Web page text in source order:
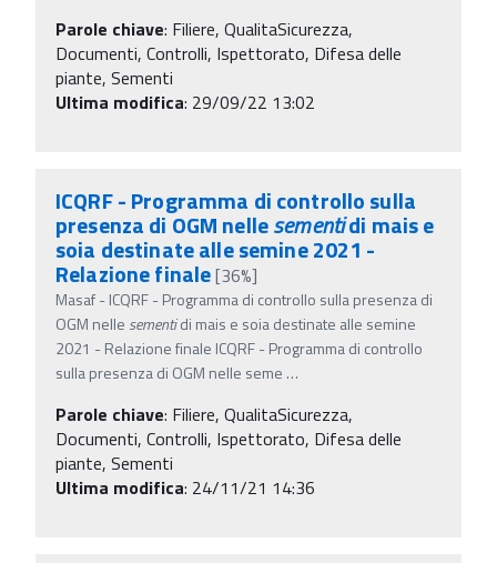
Parole chiave: Filiere, QualitaSicurezza,
Documenti, Controlli, Ispettorato, Difesa delle
piante, Sementi
Ultima modifica: 29/09/22 13:02
ICQRF - Programma di controllo sulla
presenza di OGM nellesementidi mais e
soia destinate alle semine 2021 -
Relazione finale[36%]
Masaf - ICQRF - Programma di controllo sulla presenza di
OGM nelle sementidi mais e soia destinate alle semine
2021 - Relazione finale ICQRF - Programma di controllo
sulla presenza di OGM nelle seme …
Parole chiave: Filiere, QualitaSicurezza,
Documenti, Controlli, Ispettorato, Difesa delle
piante, Sementi
Ultima modifica: 24/11/21 14:36